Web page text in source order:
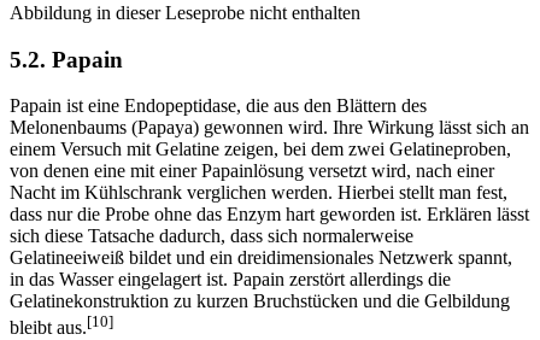
Abbildung in dieser Leseprobe nicht enthalten
5.2. Papain
Papain ist eine Endopeptidase, die aus den Blättern des
Melonenbaums (Papaya) gewonnen wird. Ihre Wirkung lässt sich an
einem Versuch mit Gelatine zeigen, bei dem zwei Gelatineproben,
von denen eine mit einer Papainlösung versetzt wird, nach einer
Nacht im Kühlschrank verglichen werden. Hierbei stellt man fest,
dass nur die Probe ohne das Enzym hart geworden ist. Erklären lässt
sich diese Tatsache dadurch, dass sich normalerweise
Gelatineeiweiß bildet und ein dreidimensionales Netzwerk spannt,
in das Wasser eingelagert ist. Papain zerstört allerdings die
Gelatinekonstruktion zu kurzen Bruchstücken und die Gelbildung
bleibt aus.[10]